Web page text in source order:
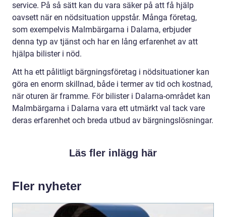
service. På så sätt kan du vara säker på att få hjälp
oavsett när en nödsituation uppstår. Många företag,
som exempelvis Malmbärgarna i Dalarna, erbjuder
denna typ av tjänst och har en lång erfarenhet av att
hjälpa bilister i nöd.
Att ha ett pålitligt bärgningsföretag i nödsituationer kan
göra en enorm skillnad, både i termer av tid och kostnad,
när oturen är framme. För bilister i Dalarna-området kan
Malmbärgarna i Dalarna vara ett utmärkt val tack vare
deras erfarenhet och breda utbud av bärgningslösningar.
Läs fler inlägg här
Fler nyheter